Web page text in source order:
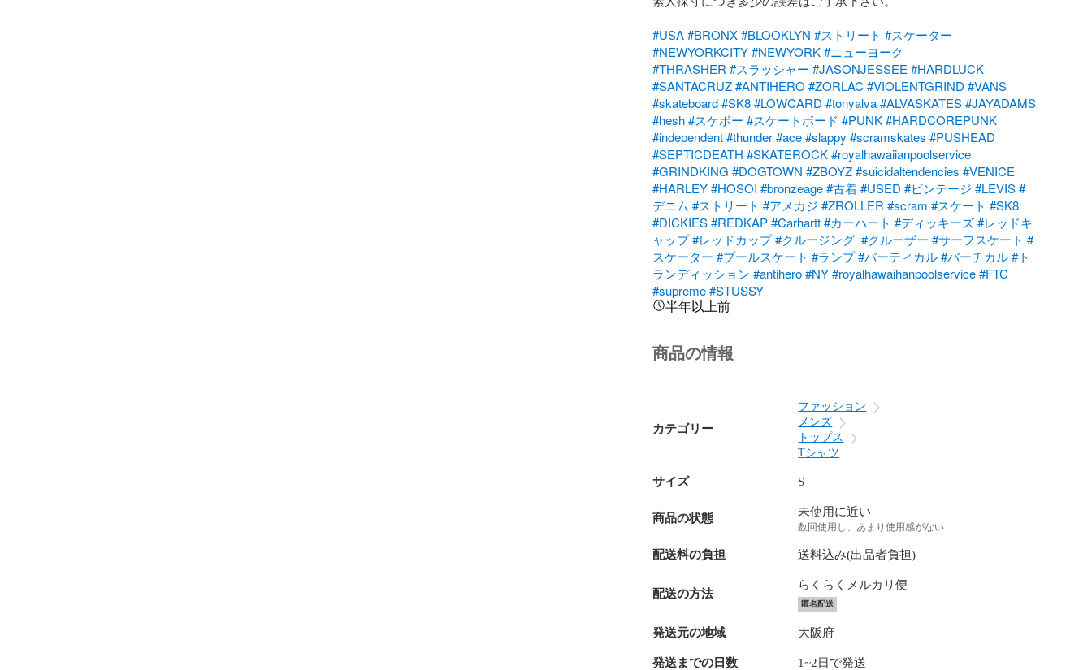
#USA #BRONX #BLOOKLYN #ストリート #スケーター
#NEWYORKCITY #NEWYORK #ニューヨーク
#THRASHER #スラッシャー #JASONJESSEE #HARDLUCK
#SANTACRUZ #ANTIHERO #ZORLAC #VIOLENTGRIND #VANS
#skateboard #SK8 #LOWCARD #tonyalva #ALVASKATES #JAYADAMS
#hesh #スケボー #スケートボード #PUNK #HARDCOREPUNK
#independent #thunder #ace #slappy #scramskates #PUSHEAD
#SEPTICDEATH #SKATEROCK #royalhawaiianpoolservice
#GRINDKING #DOGTOWN #ZBOYZ #suicidaltendencies #VENICE
#HARLEY #HOSOI #bronzeage #古着 #USED #ビンテージ #LEVIS #
デニム #ストリート #アメカジ #ZROLLER #scram #スケート #SK8
#DICKIES #REDKAP #Carhartt #カーハート #ディッキーズ #レッドキ
ャップ #レッドカップ #クルージング #クルーザー #サーフスケート #
スケーター #プールスケート #ランプ #バーティカル #バーチカル #ト
ランディッション #antihero #NY #royalhawaihanpoolservice #FTC
#supreme #STUSSY
半年以上前
商品の情報
カテゴリー
ファッション
メンズ
トップス
Tシャツ
サイズ S
商品の状態 未使用に近い
数回使用し、あまり使用感がない
配送料の負担 送料込み(出品者負担)
配送の方法
らくらくメルカリ便
匿名配送
発送元の地域 大阪府
発送までの日数 1~2日で発送